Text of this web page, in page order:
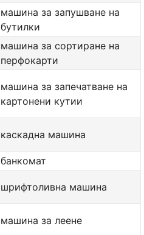
машина за запушване на
бутилки
машина за сортиране на
перфокарти
машина за запечатване на
картонени кутии
каскадна машина
банкомат
шрифтоливна машина
машина за леене